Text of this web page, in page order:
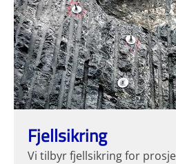
Fjellsikring
Vi tilbyr fjellsikring for